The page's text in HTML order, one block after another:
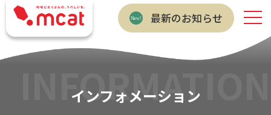
最新のお知らせ
インフォメーション
INFORMATION